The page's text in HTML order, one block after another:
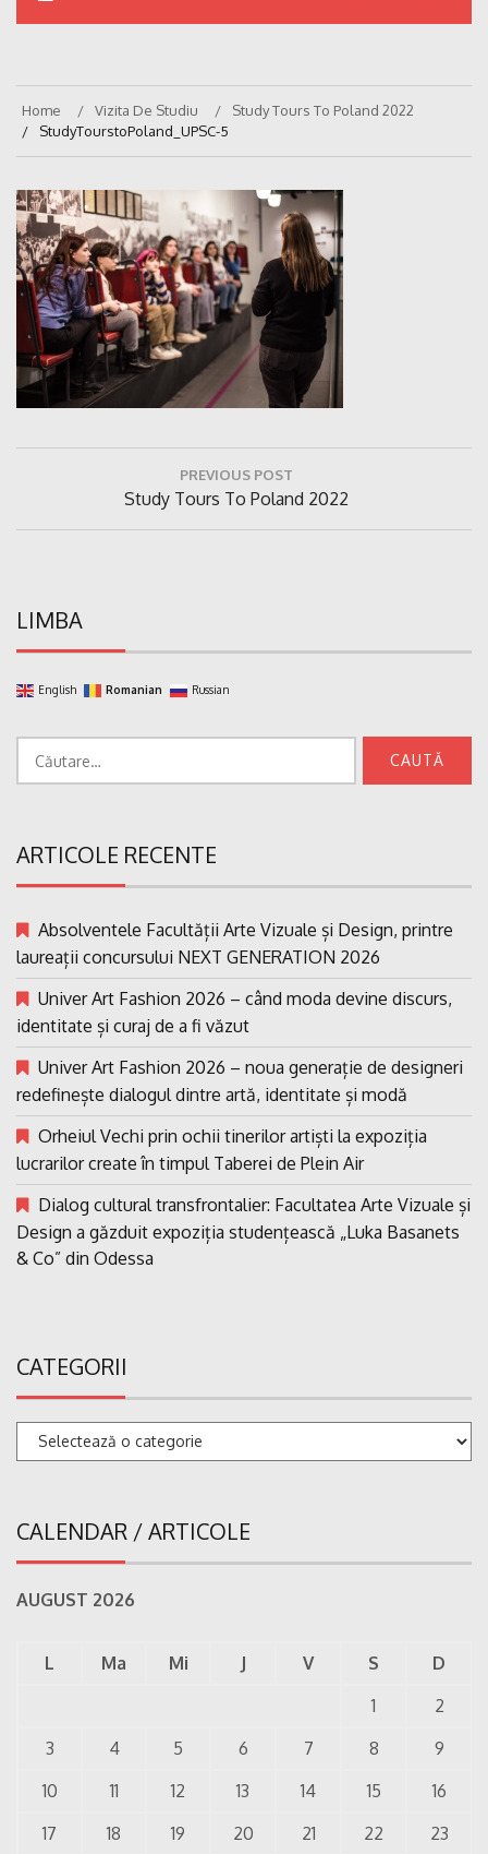
Home Vizita De Studiu
Study Tours To Poland 2022
StudyTourstoPoland_UPSC-5
PREVIOUS POST
Previous
Post:
Study Tours To Poland 2022
LIMBA
English Romanian Russian
ARTICOLE RECENTE
Absolventele Facultății Arte Vizuale și Design, printre
laureații concursului NEXT GENERATION 2026
Univer Art Fashion 2026 – când moda devine discurs,
identitate și curaj de a fi văzut
Univer Art Fashion 2026 – noua generație de designeri
redefinește dialogul dintre artă, identitate și modă
Orheiul Vechi prin ochii tinerilor artiști la expoziția
lucrarilor create în timpul Taberei de Plein Air
Dialog cultural transfrontalier: Facultatea Arte Vizuale și
Design a găzduit expoziția studențească „Luka Basanets
& Co” din Odessa
CATEGORII
Categorii
CALENDAR / ARTICOLE
AUGUST 2026
L Ma Mi J V S
D
1
2
3
4 5 6 7 8
9
10
11 12 13 14 15
16
17
18 19 20 21 22
23